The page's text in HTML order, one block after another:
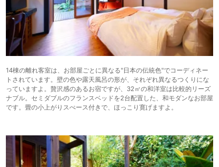
14棟の離れ客室は、お部屋ごとに異なる"日本の伝統色"でコーディネー
トされています。壁の色や露天風呂の形が、それぞれ異なるつくりにな
っていますよ。贅沢感のあるお宿ですが、32㎡の和洋室は比較的リーズ
ナブル。セミダブルのフランスベッドを2台配置した、和モダンなお部屋
です。畳の小上がりスぺース付きで、ほっこり寛げますよ。